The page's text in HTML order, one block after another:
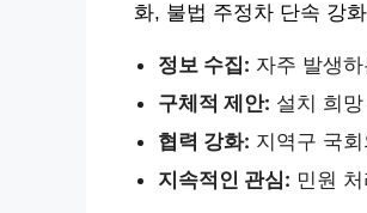
화, 불법 주정차 단속 강
정보 수집: 자주 발생
구체적 제안: 설치 희
협력 강화: 지역구 국
지속적인 관심: 민원